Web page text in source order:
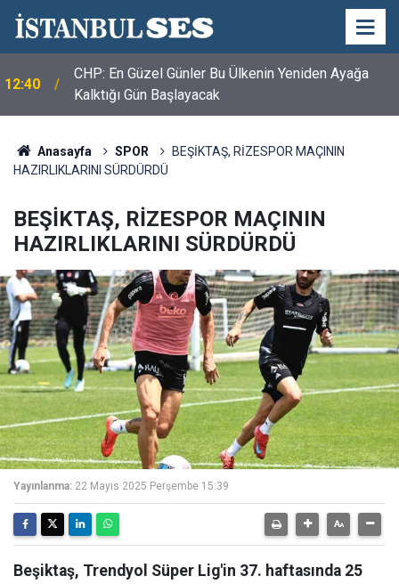
12:40
CHP: En Güzel Günler Bu Ülkenin Yeniden Ayağa
Kalktığı Gün Başlayacak
12:07
Gamze Akkuş İlgezdi: AKP Ülkemizi Kıtlık
Coğrafyasına Dönüştürdü
Anasayfa SPOR
BEŞİKTAŞ, RİZESPOR MAÇININ
HAZIRLIKLARINI SÜRDÜRDÜ
BEŞİKTAŞ, RİZESPOR MAÇININ
HAZIRLIKLARINI SÜRDÜRDÜ
Yayınlanma: 22 Mayıs 2025 Perşembe 15:39
Beşiktaş, Trendyol Süper Lig'in 37. haftasında 25